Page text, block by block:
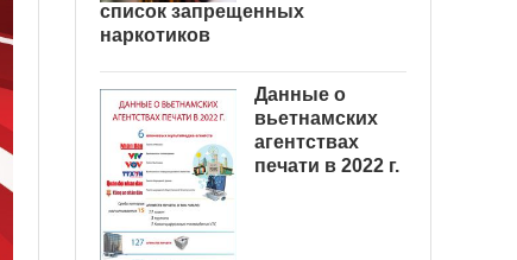
список запрещенных
наркотиков
Данные о
вьетнамских
агентствах
печати в 2022 г.